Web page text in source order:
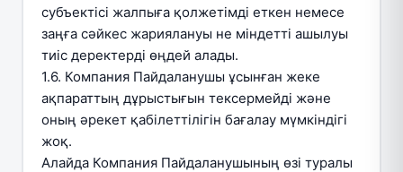
субъектісі жалпыға қолжетімді еткен немесе
заңға сәйкес жариялануы не міндетті ашылуы
тиіс деректерді өңдей алады.
1.6. Компания Пайдаланушы ұсынған жеке
ақпараттың дұрыстығын тексермейді және
оның әрекет қабілеттілігін бағалау мүмкіндігі
жоқ.
Алайда Компания Пайдаланушының өзі туралы